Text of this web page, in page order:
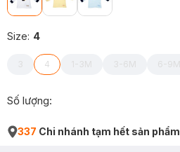
Size: 4
3 4 1-3M 3-6M 6-9M
Số lượng:
337 Chi nhánh tạm hết sản phẩm